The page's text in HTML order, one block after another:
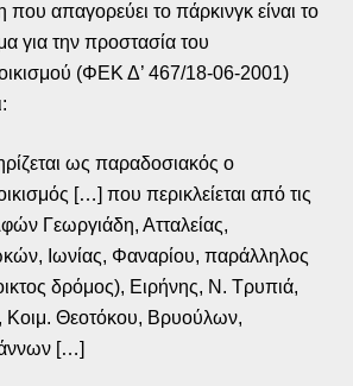
που απαγορεύει το πάρκινγκ είναι το
για την προστασία του
(ΦΕΚ Δ’ 467/18-06-2001)
ως παραδοσιακός ο
[…] που περικλείεται από τις
Γεωργιάδη, Ατταλείας,
Ιωνίας, Φαναρίου, παράλληλος
δρόμος), Ειρήνης, Ν. Τρυπιά,
Κοιμ. Θεοτόκου, Βρυούλων,
[…]